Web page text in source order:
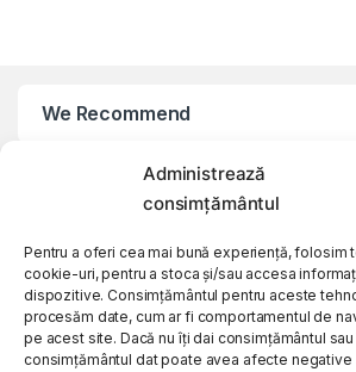
Administrează
consimțământul
Pentru a oferi cea mai bună experiență, folosim
cookie-uri, pentru a stoca și/sau accesa
dispozitive. Consimțământul pentru aceste
procesăm date, cum ar fi comportamentul de
pe acest site. Dacă nu îți dai consimțământul
consimțământul dat poate avea afecte negative
We Recommend
My Account
Customer Care
About Us